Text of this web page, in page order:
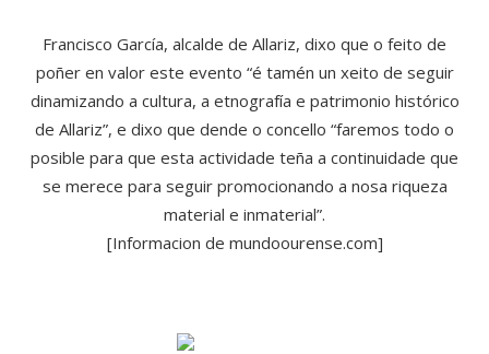
Francisco García, alcalde de Allariz, dixo que o feito de
poñer en valor este evento “é tamén un xeito de seguir
dinamizando a cultura, a etnografía e patrimonio histórico
de Allariz”, e dixo que dende o concello “faremos todo o
posible para que esta actividade teña a continuidade que
se merece para seguir promocionando a nosa riqueza
material e inmaterial”.
[Informacion de mundoourense.com]